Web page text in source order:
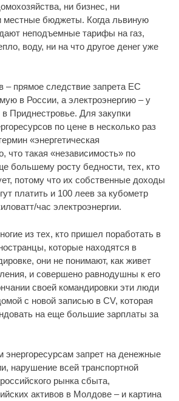
ни бизнес, ни
местные бюджеты. Когда львиную
неподъемные тарифы на газ,
воду, ни на что другое денег уже
– прямое следствие запрета ЕС
в России, а электроэнергию – у
Приднестровье. Для закупки
по цене в несколько раз
«энергетическая
что такая «независимость» по
большему росту бедности, тех, кто
потому что их собственные доходы
платить и 100 леев за кубометр
час электроэнергии.
из тех, кто пришел поработать в
которые находятся в
они не понимают, как живет
и совершено равнодушны к его
своей командировки эти люди
с новой записью в CV, которая
на еще большие зарплаты за
энергоресурсам запрет на денежные
нарушение всей транспортной
рынка сбыта,
активов в Молдове – и картина